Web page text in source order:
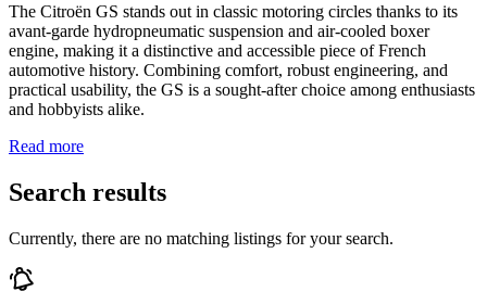
The Citroën GS stands out in classic motoring circles thanks to its
avant-garde hydropneumatic suspension and air-cooled boxer
engine, making it a distinctive and accessible piece of French
automotive history. Combining comfort, robust engineering, and
practical usability, the GS is a sought-after choice among enthusiasts
and hobbyists alike.
Read more
Search results
Currently, there are no matching listings for your search.